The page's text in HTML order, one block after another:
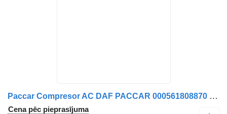
Paccar Compresor AC DAF PACCAR 000561808870 2046604 kondicioniera kompresors paredzēts SD7H15 kravas automašīnas
Cena pēc pieprasījuma